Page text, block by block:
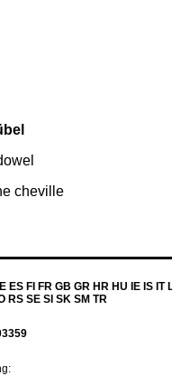
cheville
ES FI FR GB GR HR HU IE IS IT
RS SE SI SK SM TR